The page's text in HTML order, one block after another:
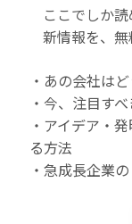
ここでしか
新情報を、無
・あの会社は
・今、注目す
・アイデア・
る方法
・急成長企業